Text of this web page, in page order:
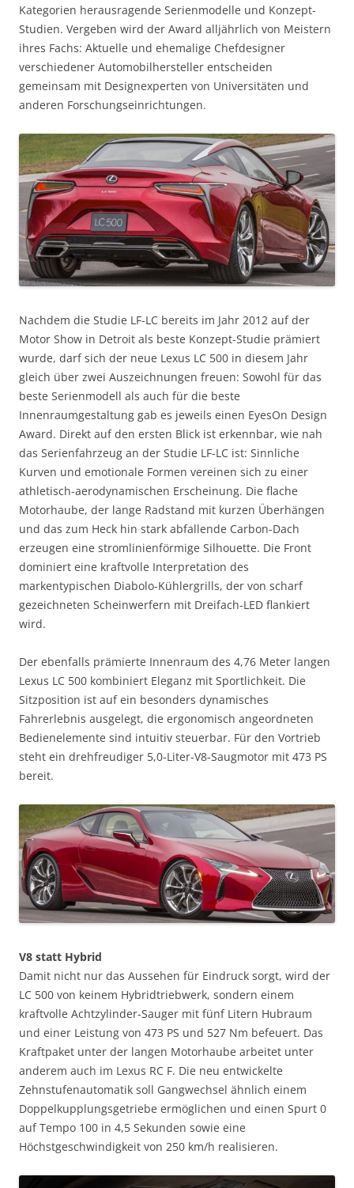
Kategorien herausragende Serienmodelle und Konzept-
Studien. Vergeben wird der Award alljährlich von Meistern
ihres Fachs: Aktuelle und ehemalige Chefdesigner
verschiedener Automobilhersteller entscheiden
gemeinsam mit Designexperten von Universitäten und
anderen Forschungseinrichtungen.
Nachdem die Studie LF-LC bereits im Jahr 2012 auf der
Motor Show in Detroit als beste Konzept-Studie prämiert
wurde, darf sich der neue Lexus LC 500 in diesem Jahr
gleich über zwei Auszeichnungen freuen: Sowohl für das
beste Serienmodell als auch für die beste
Innenraumgestaltung gab es jeweils einen EyesOn Design
Award. Direkt auf den ersten Blick ist erkennbar, wie nah
das Serienfahrzeug an der Studie LF-LC ist: Sinnliche
Kurven und emotionale Formen vereinen sich zu einer
athletisch-aerodynamischen Erscheinung. Die flache
Motorhaube, der lange Radstand mit kurzen Überhängen
und das zum Heck hin stark abfallende Carbon-Dach
erzeugen eine stromlinienförmige Silhouette. Die Front
dominiert eine kraftvolle Interpretation des
markentypischen Diabolo-Kühlergrills, der von scharf
gezeichneten Scheinwerfern mit Dreifach-LED flankiert
wird.
Der ebenfalls prämierte Innenraum des 4,76 Meter langen
Lexus LC 500 kombiniert Eleganz mit Sportlichkeit. Die
Sitzposition ist auf ein besonders dynamisches
Fahrerlebnis ausgelegt, die ergonomisch angeordneten
Bedienelemente sind intuitiv steuerbar. Für den Vortrieb
steht ein drehfreudiger 5,0-Liter-V8-Saugmotor mit 473 PS
bereit.
V8 statt Hybrid
Damit nicht nur das Aussehen für Eindruck sorgt, wird der
LC 500 von keinem Hybridtriebwerk, sondern einem
kraftvolle Achtzylinder-Sauger mit fünf Litern Hubraum
und einer Leistung von 473 PS und 527 Nm befeuert. Das
Kraftpaket unter der langen Motorhaube arbeitet unter
anderem auch im Lexus RC F. Die neu entwickelte
Zehnstufenautomatik soll Gangwechsel ähnlich einem
Doppelkupplungsgetriebe ermöglichen und einen Spurt 0
auf Tempo 100 in 4,5 Sekunden sowie eine
Höchstgeschwindigkeit von 250 km/h realisieren.